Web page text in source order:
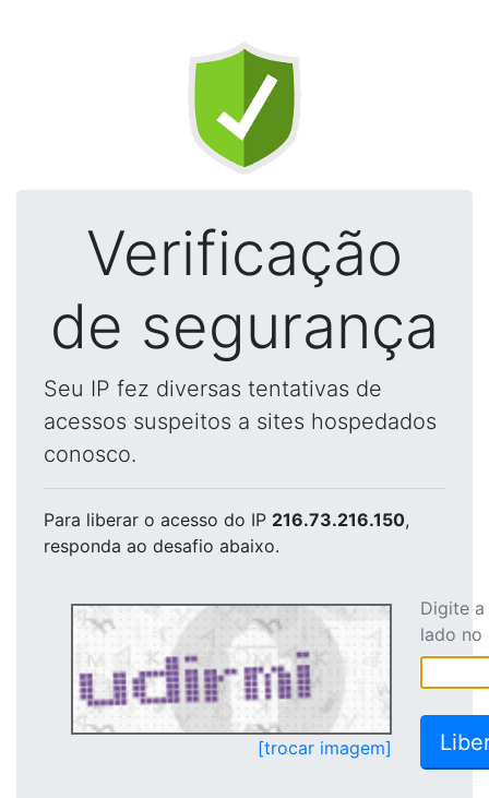
Verificação
de segurança
Seu IP fez diversas tentativas de
acessos suspeitos a sites hospedados
conosco.
Para liberar o acesso do IP 216.73.216.150,
responda ao desafio abaixo.
[trocar imagem]
Digite
lado no